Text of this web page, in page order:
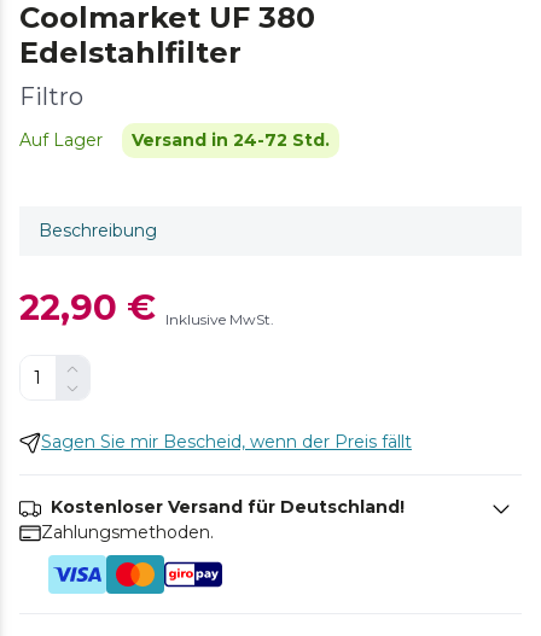
Coolmarket UF 380
Edelstahlfilter
Filtro
Auf Lager Versand in 24-72 Std.
Beschreibung
22,90 € Inklusive MwSt.
Sagen Sie mir Bescheid, wenn der Preis fällt
Kostenloser Versand für Deutschland!
Zahlungsmethoden.